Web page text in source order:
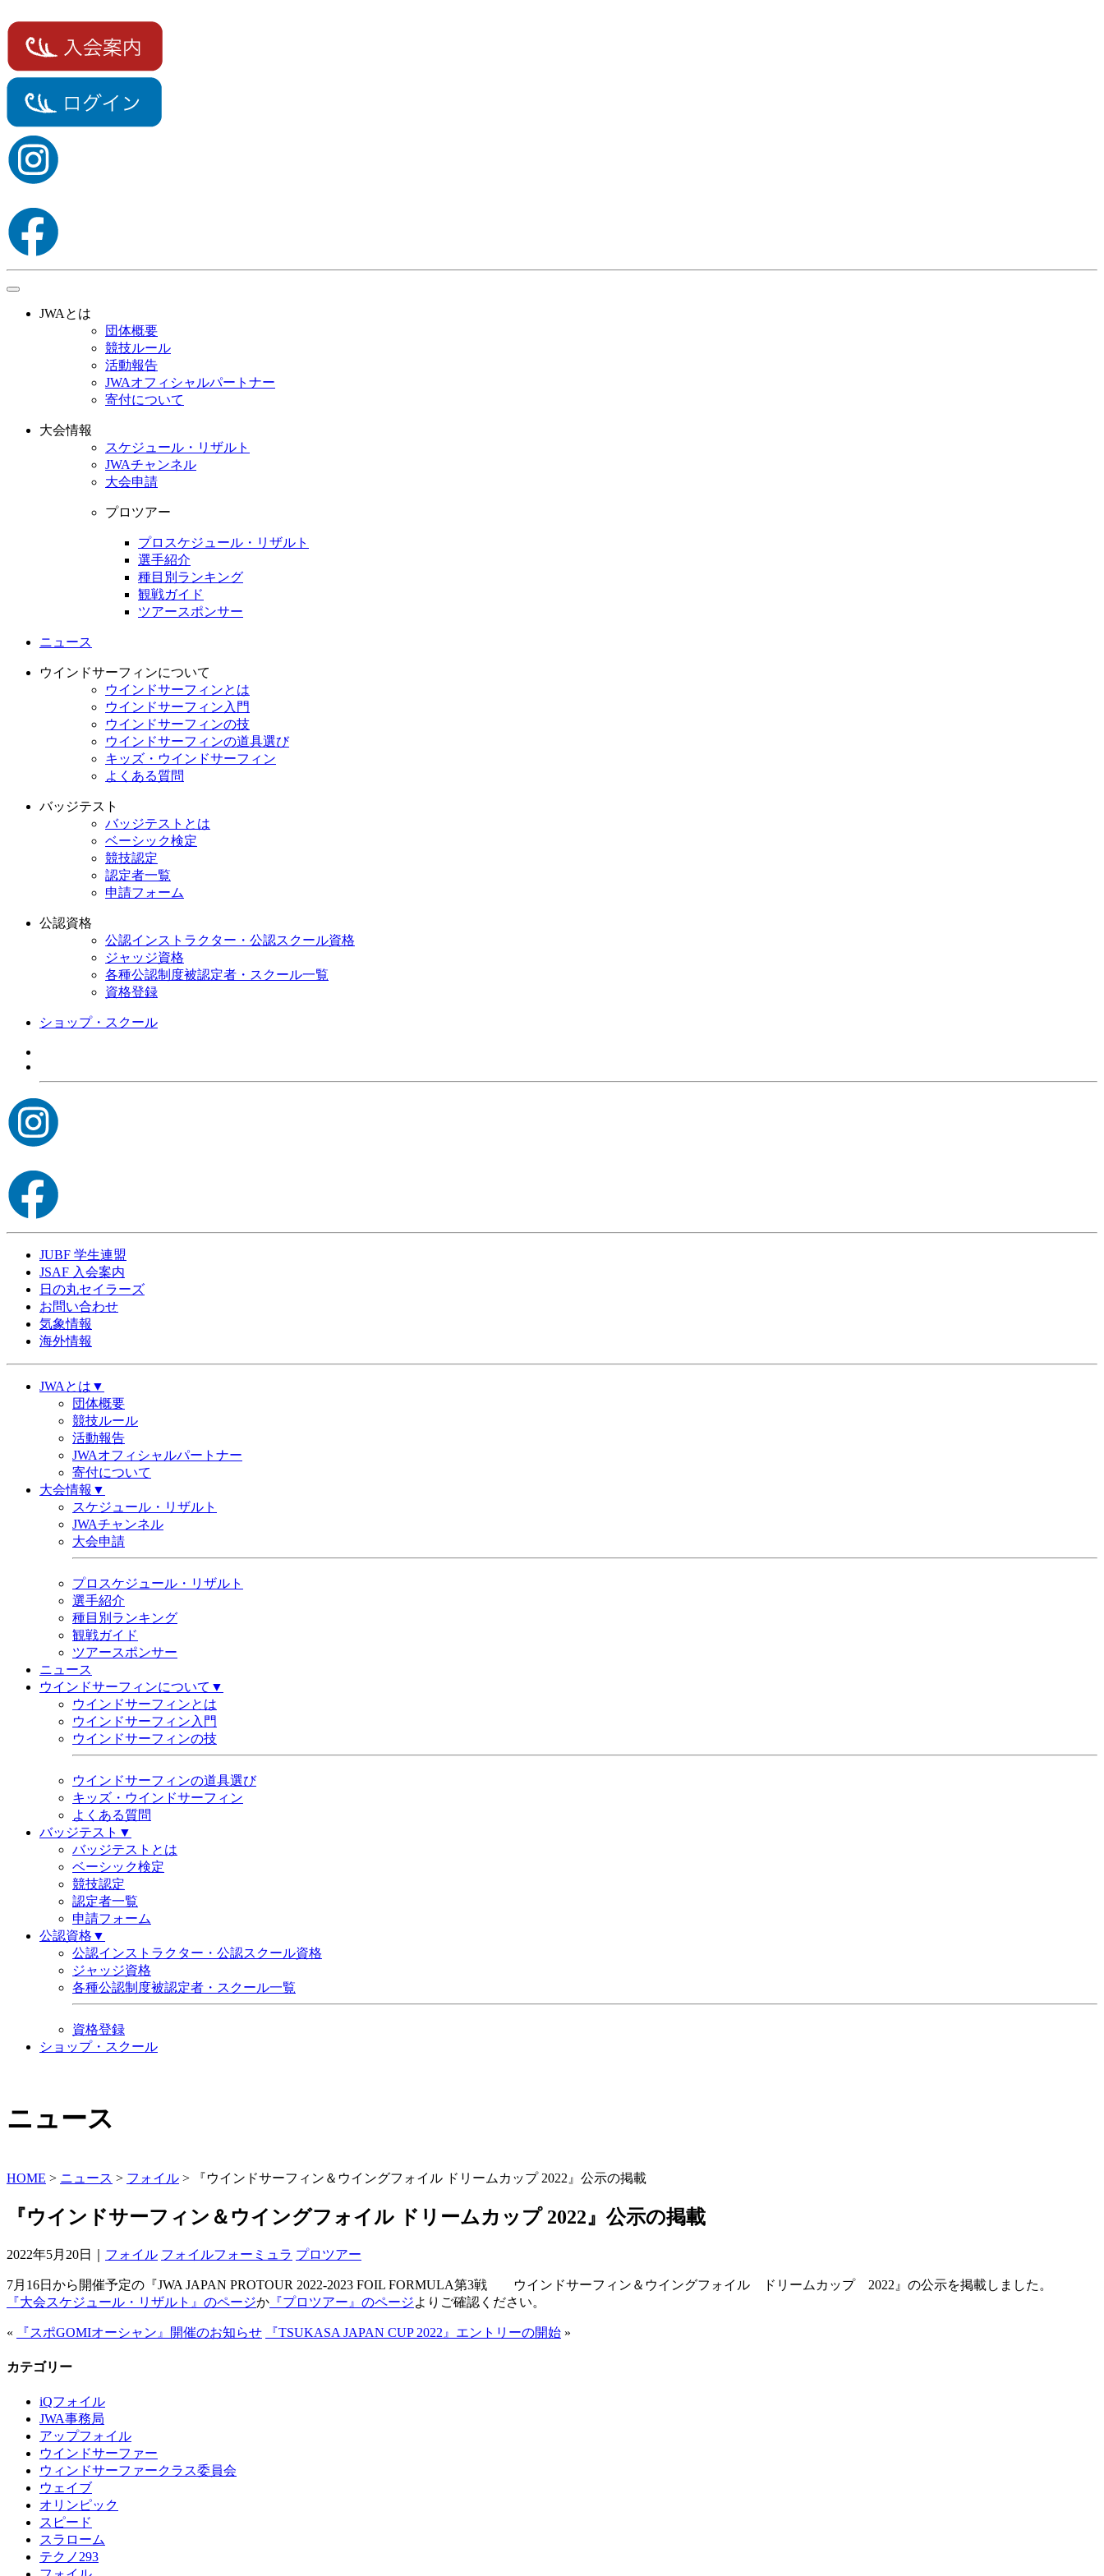
toggle
navigationJWAとは
団体概要
競技ルール
活動報告
JWAオフィシャルパートナー
寄付について
大会情報
スケジュール・リザルト
JWAチャンネル
大会申請
プロツアー
プロスケジュール・リザルト
選手紹介
種目別ランキング
観戦ガイド
ツアースポンサー
ニュース
ウインドサーフィンについて
ウインドサーフィンとは
ウインドサーフィン入門
ウインドサーフィンの技
ウインドサーフィンの道具選び
キッズ・ウインドサーフィン
よくある質問
バッジテスト
バッジテストとは
ベーシック検定
競技認定
認定者一覧
申請フォーム
公認資格
公認インストラクター・公認スクール資格
ジャッジ資格
各種公認制度被認定者・スクール一覧
資格登録
ショップ・スクール
JUBF 学生連盟
JSAF 入会案内
日の丸セイラーズ
お問い合わせ
気象情報
海外情報
JWAとは▼
団体概要
競技ルール
活動報告
JWAオフィシャルパートナー
寄付について
大会情報▼
スケジュール・リザルト
JWAチャンネル
大会申請
プロスケジュール・リザルト
選手紹介
種目別ランキング
観戦ガイド
ツアースポンサー
ニュース
ウインドサーフィンについて▼
ウインドサーフィンとは
ウインドサーフィン入門
ウインドサーフィンの技
ウインドサーフィンの道具選び
キッズ・ウインドサーフィン
よくある質問
バッジテスト▼
バッジテストとは
ベーシック検定
競技認定
認定者一覧
申請フォーム
公認資格▼
公認インストラクター・公認スクール資格
ジャッジ資格
各種公認制度被認定者・スクール一覧
資格登録
ショップ・スクール
ニュース
HOME > ニュース > フォイル > 『ウインドサーフィン＆ウイングフォイル ドリームカップ 2022』公示の掲載
『ウインドサーフィン＆ウイングフォイル ドリームカップ 2022』公示の掲載
2022年5月20日｜ フォイル フォイルフォーミュラ プロツアー
7月16日から開催予定の『JWA JAPAN PROTOUR 2022-2023 FOIL FORMULA第3戦 ウインドサーフィン＆ウイングフォイル ドリームカップ 2022』の公示を掲載しました。
『大会スケジュール・リザルト』のページか 『プロツアー』のページよりご確認ください。
« 『スポGOMIオーシャン』開催のお知らせ 『TSUKASA JAPAN CUP 2022』エントリーの開始 »
カテゴリー
iQフォイル
JWA事務局
アップフォイル
ウインドサーファー
ウィンドサーファークラス委員会
ウェイブ
オリンピック
スピード
スラローム
テクノ293